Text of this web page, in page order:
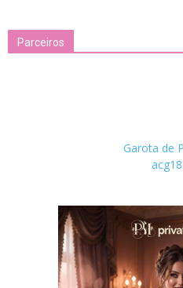
Parceiros
Garota de